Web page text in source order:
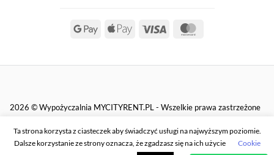
Google
Apple
Visa
2026 © Wypożyczalnia MYCITYRENT.PL - Wszelkie prawa zastrzeżone
Ta strona korzysta z ciasteczek aby świadczyć usługi na najwyższym poziomie.
Dalsze korzystanie ze strony oznacza, że zgadzasz się na ich użycie
Cookie